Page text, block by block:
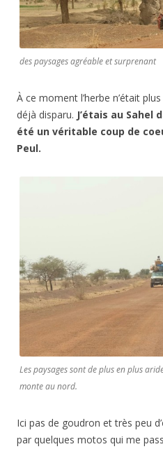
des paysages agréable et surprenant
À ce moment l’herbe n’était
déjà disparu. J’étais au Sahel
été un véritable coup de
Peul.
Les paysages sont de plus en plus
monte au nord.
Ici pas de goudron et très peu
par quelques motos qui me